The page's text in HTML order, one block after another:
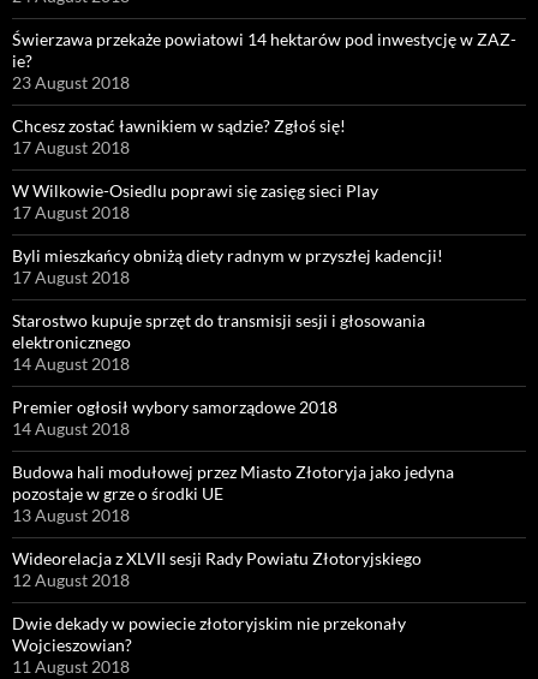
Świerzawa przekaże powiatowi 14 hektarów pod inwestycję w ZAZ-
ie?
23 August 2018
Chcesz zostać ławnikiem w sądzie? Zgłoś się!
17 August 2018
W Wilkowie-Osiedlu poprawi się zasięg sieci Play
17 August 2018
Byli mieszkańcy obniżą diety radnym w przyszłej kadencji!
17 August 2018
Starostwo kupuje sprzęt do transmisji sesji i głosowania
elektronicznego
14 August 2018
Premier ogłosił wybory samorządowe 2018
14 August 2018
Budowa hali modułowej przez Miasto Złotoryja jako jedyna
pozostaje w grze o środki UE
13 August 2018
Wideorelacja z XLVII sesji Rady Powiatu Złotoryjskiego
12 August 2018
Dwie dekady w powiecie złotoryjskim nie przekonały
Wojcieszowian?
11 August 2018